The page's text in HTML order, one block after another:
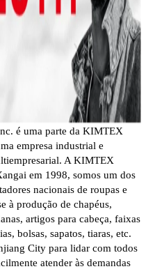
é uma parte da KIMTEX
empresa industrial e
A KIMTEX
em 1998, somos um dos
nacionais de roupas e
à produção de chapéus,
artigos para cabeça, faixas
bolsas, sapatos, tiaras, etc.
City para lidar com todos
atender às demandas